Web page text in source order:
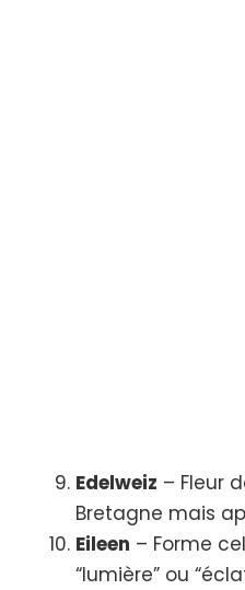
Edelweiz – Fleur
Bretagne mais
Eileen – Forme
“lumière” ou